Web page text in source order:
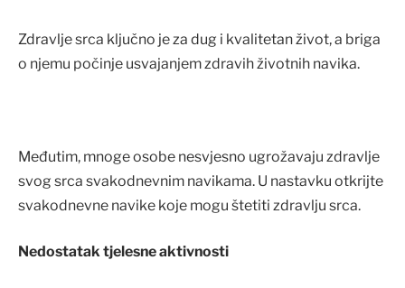
Zdravlje srca ključno je za dug i kvalitetan život, a briga
o njemu počinje usvajanjem zdravih životnih navika.
Međutim, mnoge osobe nesvjesno ugrožavaju zdravlje
svog srca svakodnevnim navikama. U nastavku otkrijte
svakodnevne navike koje mogu štetiti zdravlju srca.
Nedostatak tjelesne aktivnosti